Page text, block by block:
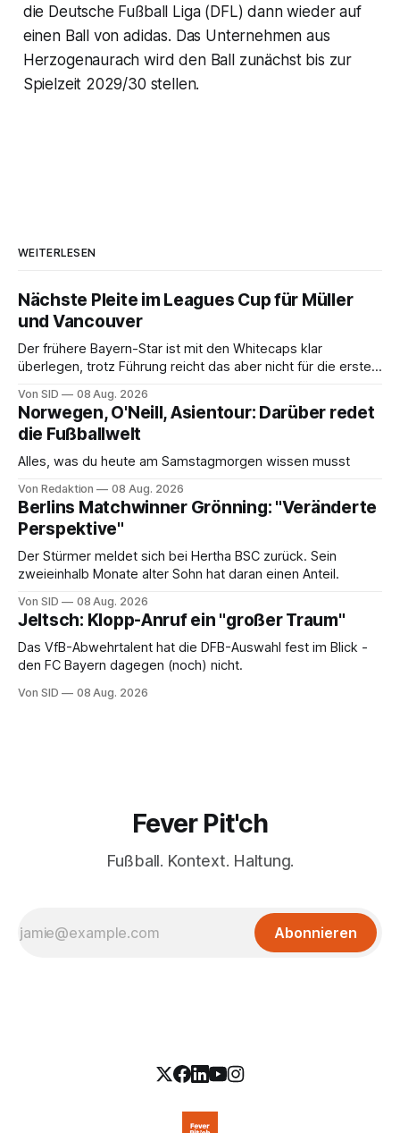
die Deutsche Fußball Liga (DFL) dann wieder auf
einen Ball von adidas. Das Unternehmen aus
Herzogenaurach wird den Ball zunächst bis zur
Spielzeit 2029/30 stellen.
WEITERLESEN
Nächste Pleite im Leagues Cup für Müller
und Vancouver
Der frühere Bayern-Star ist mit den Whitecaps klar
überlegen, trotz Führung reicht das aber nicht für die ersten
Von SID 08 Aug. 2026
Norwegen, O'Neill, Asientour: Darüber redet
die Fußballwelt
Alles, was du heute am Samstagmorgen wissen musst
Von Redaktion 08 Aug. 2026
Berlins Matchwinner Grönning: "Veränderte
Perspektive"
Der Stürmer meldet sich bei Hertha BSC zurück. Sein
zweieinhalb Monate alter Sohn hat daran einen Anteil.
Von SID 08 Aug. 2026
Jeltsch: Klopp-Anruf ein "großer Traum"
Das VfB-Abwehrtalent hat die DFB-Auswahl fest im Blick -
den FC Bayern dagegen (noch) nicht.
Von SID 08 Aug. 2026
Fever Pit'ch
Fußball. Kontext. Haltung.
Abonnieren